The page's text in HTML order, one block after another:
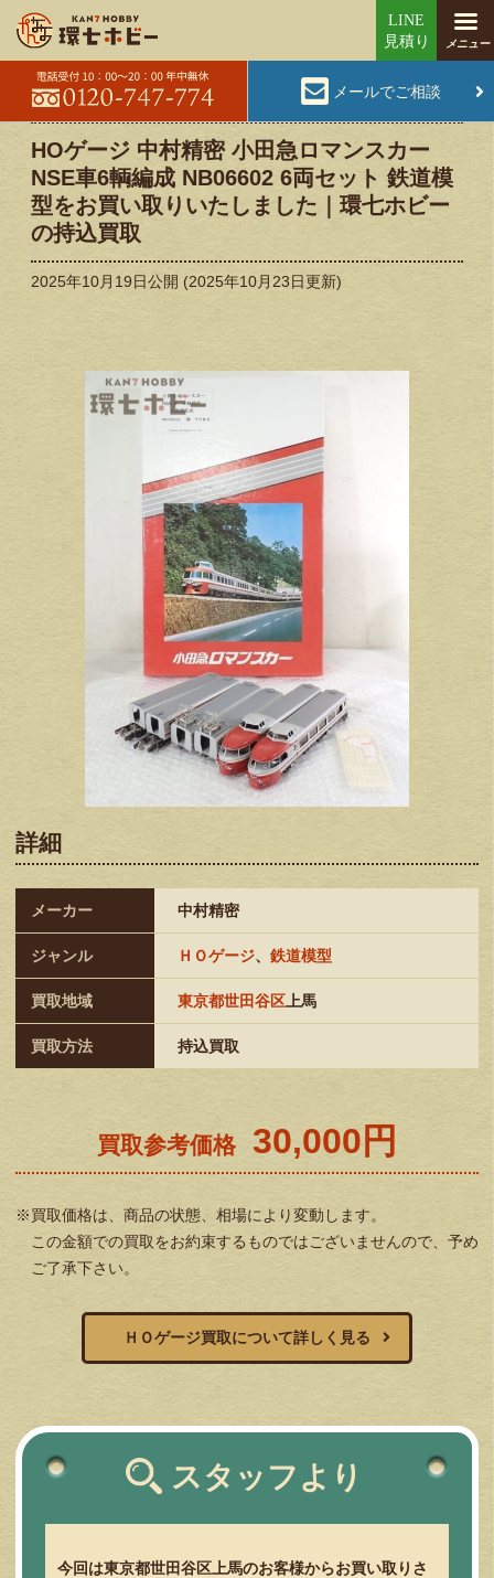
メールでご相談
HOゲージ 中村精密 小田急ロマンスカー
NSE車6輌編成 NB06602 6両セット 鉄道模
型をお買い取りいたしました｜環七ホビー
の持込買取
2025年10月19日公開 (2025年10月23日更新)
詳細
メーカー 中村精密
ジャンル ＨＯゲージ、 鉄道模型
買取地域 東京都世田谷区 上馬
買取方法 持込買取
買取参考価格 30,000円
※買取価格は、商品の状態、相場により変動します。
この金額での買取をお約束するものではございませんので、予め
ご了承下さい。
ＨＯゲージ買取について詳しく見る
スタッフより
今回は東京都世田谷区上馬のお客様からお買い取りさ